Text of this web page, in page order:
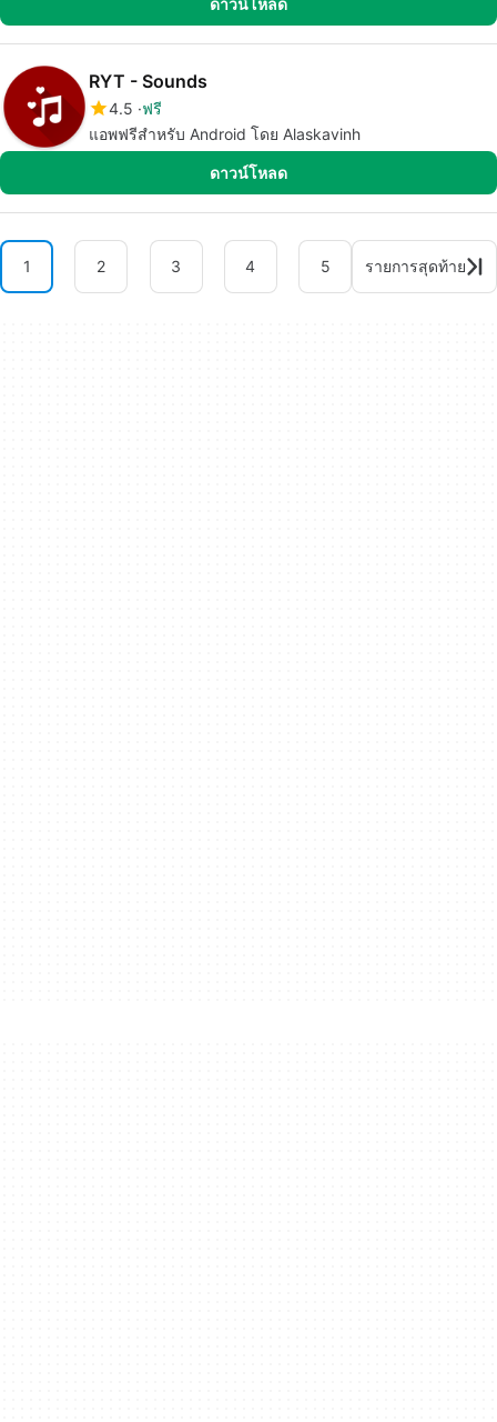
ดาวน์โหลด
RYT - Sounds
4.5 ฟรี
แอพฟรีสำหรับ Android โดย Alaskavinh
ดาวน์โหลด
1 2 3 4 5 รายการสุดท้าย